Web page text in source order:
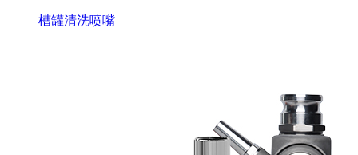
槽罐清洗喷嘴